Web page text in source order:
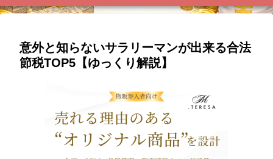
意外と知らないサラリーマンが出来る合法
節税TOP5【ゆっくり解説】